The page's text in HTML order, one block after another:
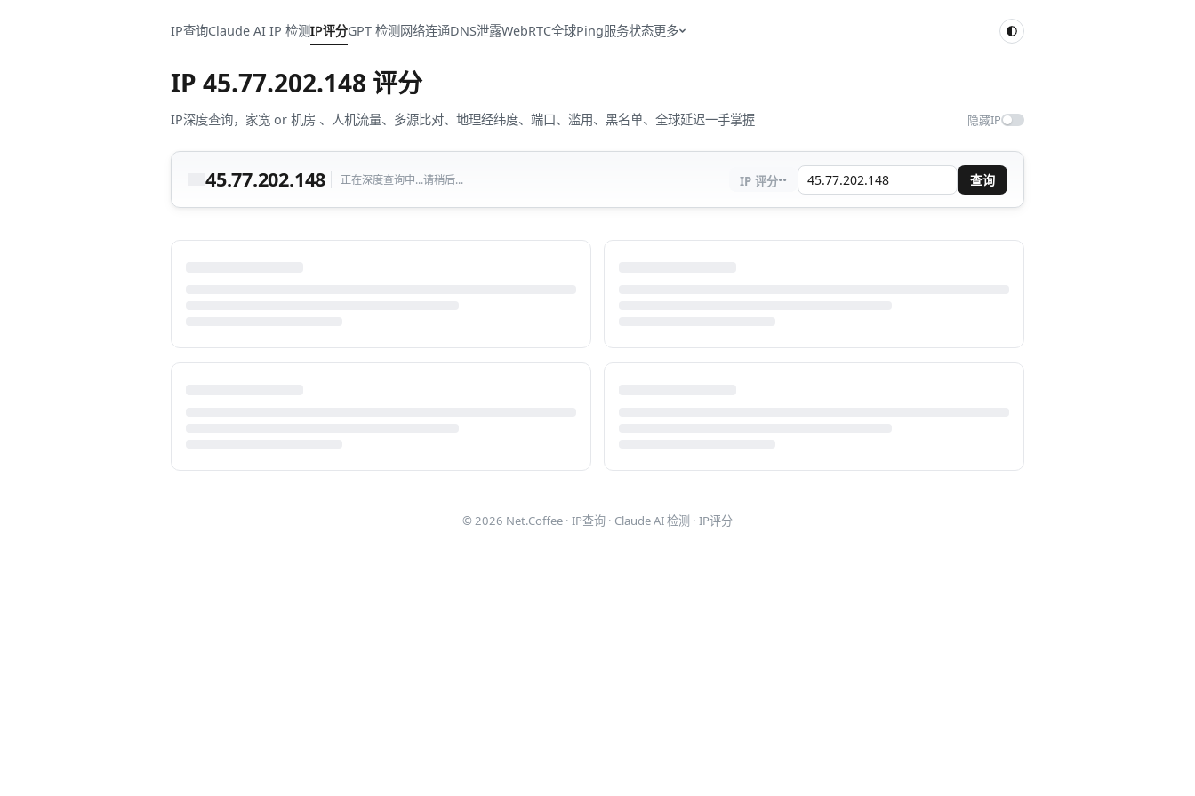
IP查询Claude AI IP 检测IP评分GPT 检测网络连通DNS泄露WebRTC全球Ping服务状态更多
IP 45.77.202.148 评分
IP深度查询，家宽 or 机房 、人机流量、多源比对、地理经纬度、端口、滥用、黑名单、全球延迟一手掌握 隐藏IP
45.77.202.148 正在深度查询中...请稍后... IP 评分·· 查询
© 2026 Net.Coffee · IP查询 · Claude AI 检测 · IP评分